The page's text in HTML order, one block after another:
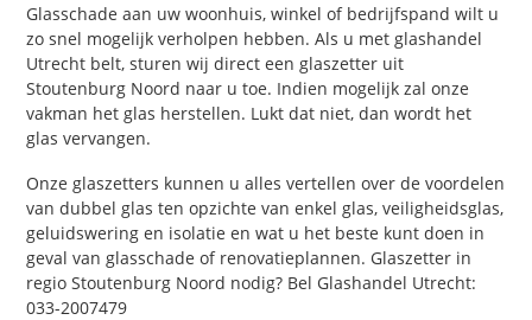
Glasschade aan uw woonhuis, winkel of bedrijfspand wilt u
zo snel mogelijk verholpen hebben. Als u met glashandel
Utrecht belt, sturen wij direct een glaszetter uit
Stoutenburg Noord naar u toe. Indien mogelijk zal onze
vakman het glas herstellen. Lukt dat niet, dan wordt het
glas vervangen.
Onze glaszetters kunnen u alles vertellen over de voordelen
van dubbel glas ten opzichte van enkel glas, veiligheidsglas,
geluidswering en isolatie en wat u het beste kunt doen in
geval van glasschade of renovatieplannen. Glaszetter in
regio Stoutenburg Noord nodig? Bel Glashandel Utrecht:
033-2007479